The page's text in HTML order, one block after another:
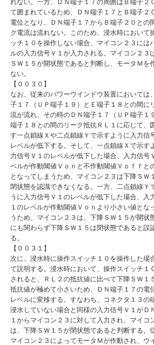
れない。一方、ＤＮ端子１７の周囲はＢ端子２
て囲まれているため、ＤＮ端子１７とＢ端子２
電位となり、ＤＮ端子１７からＢ端子２０との
ク電流は流れない。このため、浸水時において
ッチ１０を操作しない場合、マイコン２３には
ルの入力信号Ｖ１が入力される。マイコン２３
ＳＷ１５が開状態であると判断し、モータＭを
ない。
【００３０】
なお、従来のパワーウインドウ装置においては
子１７（ＵＰ端子１９）とＥ端子１８との間に
流が流れ、その時のＤＮ端子１７（ＵＰ端子１
端子１８との間のリーク抵抗ＲＬ１に応じて、
す一点鎖線Ｘや二点鎖線Ｙで示すように入力信
レベルが低下する。そして、一点鎖線Ｘで示す
力信号Ｖ１のレベルが低下した場合、入力信号
ベルが作動閾値Ｖｏｎと不作動閾値Ｖｏｆｆと
となってしまうため、マイコン２３は下降ＳＷ
閉状態を認識できなくなる。一方、二点鎖線Ｙ
うに入力信号Ｖ１のレベルが低下した場合、入
１のレベルが作動閾値Ｖｏｎより小さい値とな
うため、マイコン２３は、下降ＳＷ１５が開状
にも関わらず下降ＳＷ１５は閉状態であると誤
る。
【００３１】
次に、浸水時に操作スイッチ１０を操作した場
て説明する。浸水時において、操作スイッチ１
されると、ＲＬ２の抵抗値に比べて下降ＳＷ１
抵抗値が極めて小さいため、ＤＮ端子１７の電
レベルに変移する。すなわち、コネクタ１３の
浸水していない場合と同様の入力信号Ｖ１がＤ
１からマイコン２３に対して入力され、マイコ
は、下降ＳＷ１５が閉状態であると判断する。
マイコン２３によってモータＭが作動され、ウ